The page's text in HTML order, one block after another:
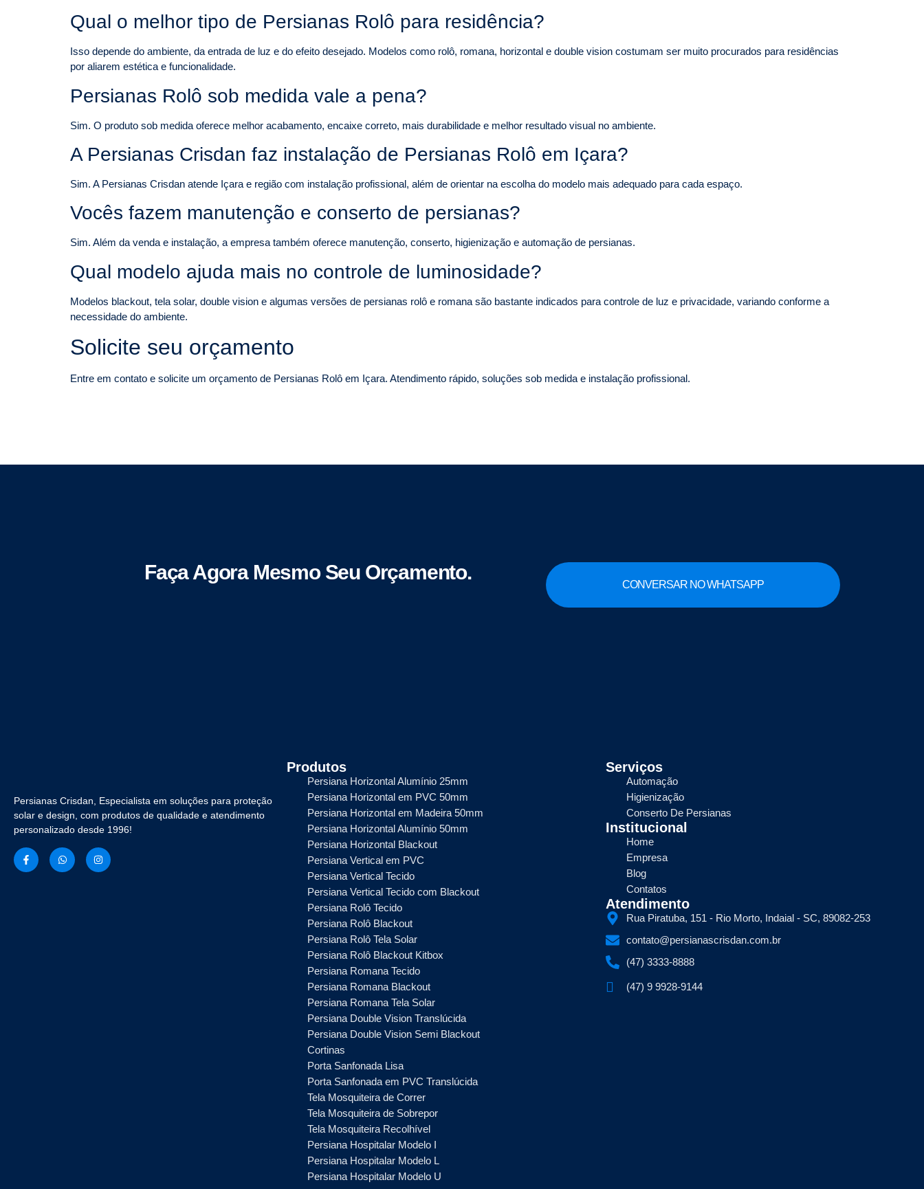
Qual o melhor tipo de Persianas Rolô para residência?
Isso depende do ambiente, da entrada de luz e do efeito desejado. Modelos como rolô, romana, horizontal e double vision costumam ser muito procurados para residências
por aliarem estética e funcionalidade.
Persianas Rolô sob medida vale a pena?
Sim. O produto sob medida oferece melhor acabamento, encaixe correto, mais durabilidade e melhor resultado visual no ambiente.
A Persianas Crisdan faz instalação de Persianas Rolô em Içara?
Sim. A Persianas Crisdan atende Içara e região com instalação profissional, além de orientar na escolha do modelo mais adequado para cada espaço.
Vocês fazem manutenção e conserto de persianas?
Sim. Além da venda e instalação, a empresa também oferece manutenção, conserto, higienização e automação de persianas.
Qual modelo ajuda mais no controle de luminosidade?
Modelos blackout, tela solar, double vision e algumas versões de persianas rolô e romana são bastante indicados para controle de luz e privacidade, variando conforme a
necessidade do ambiente.
Solicite seu orçamento
Entre em contato e solicite um orçamento de Persianas Rolô em Içara. Atendimento rápido, soluções sob medida e instalação profissional.
Faça Agora Mesmo Seu Orçamento.
CONVERSAR NO WHATSAPP
Persianas Crisdan, Especialista em soluções para proteção
solar e design, com produtos de qualidade e atendimento
personalizado desde 1996!
Produtos
Persiana Horizontal Alumínio 25mm
Persiana Horizontal em PVC 50mm
Persiana Horizontal em Madeira 50mm
Persiana Horizontal Alumínio 50mm
Persiana Horizontal Blackout
Persiana Vertical em PVC
Persiana Vertical Tecido
Persiana Vertical Tecido com Blackout
Persiana Rolô Tecido
Persiana Rolô Blackout
Persiana Rolô Tela Solar
Persiana Rolô Blackout Kitbox
Persiana Romana Tecido
Persiana Romana Blackout
Persiana Romana Tela Solar
Persiana Double Vision Translúcida
Persiana Double Vision Semi Blackout
Cortinas
Porta Sanfonada Lisa
Porta Sanfonada em PVC Translúcida
Tela Mosquiteira de Correr
Tela Mosquiteira de Sobrepor
Tela Mosquiteira Recolhível
Persiana Hospitalar Modelo I
Persiana Hospitalar Modelo L
Persiana Hospitalar Modelo U
Serviços
Automação
Higienização
Conserto De Persianas
Institucional
Home
Empresa
Blog
Contatos
Atendimento
Rua Piratuba, 151 - Rio Morto, Indaial - SC, 89082-253
contato@persianascrisdan.com.br
(47) 3333-8888
(47) 9 9928-9144